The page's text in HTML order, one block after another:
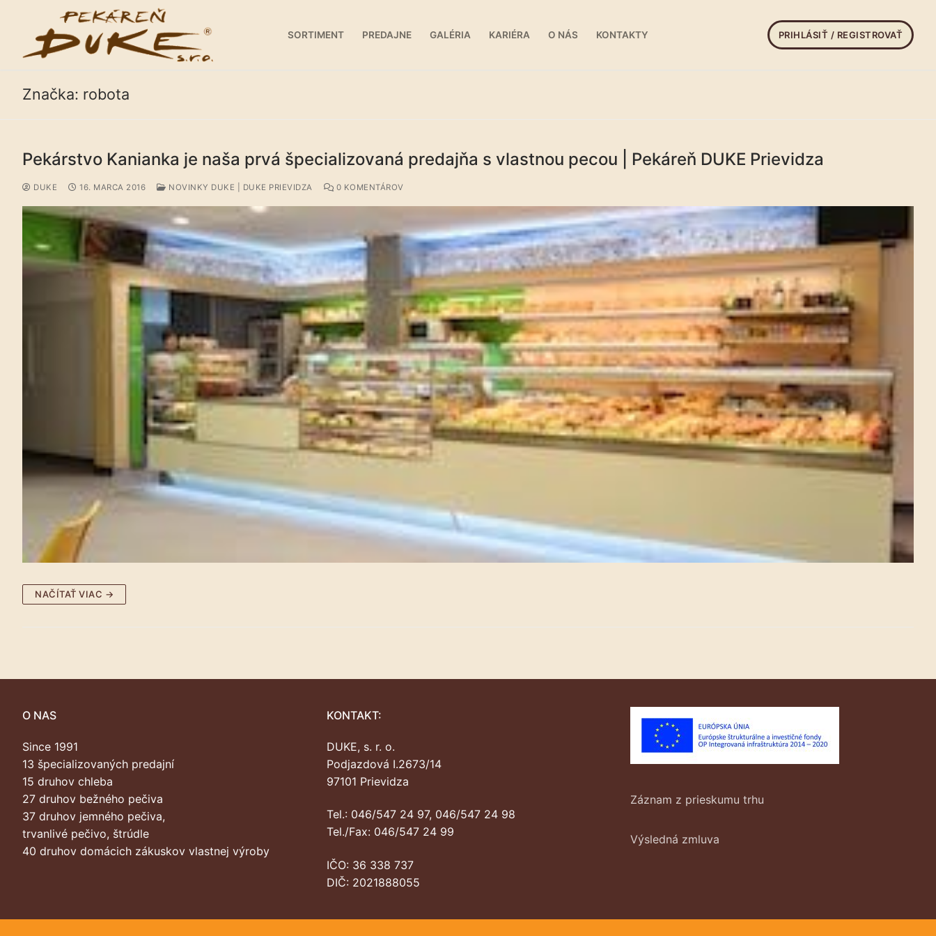
SORTIMENT PREDAJNE GALÉRIA KARIÉRA O NÁS KONTAKTY PRIHLÁSIŤ / REGISTROVAŤ
Sortiment
Predajne
Galéria
Kariéra
O nás
Kontakty
Značka: robota
Pekárstvo Kanianka je naša prvá špecializovaná predajňa s vlastnou pecou | Pekáreň DUKE Prievidza
DUKE 16. MARCA 2016 NOVINKY DUKE | DUKE PRIEVIDZA 0 KOMENTÁROV
NAČÍTAŤ VIAC →
O NAS
Since 1991
13 špecializovaných predajní
15 druhov chleba
27 druhov bežného pečiva
37 druhov jemného pečiva,
trvanlivé pečivo, štrúdle
40 druhov domácich zákuskov vlastnej výroby
KONTAKT:
DUKE, s. r. o.
Podjazdová I.2673/14
97101 Prievidza
Tel.: 046/547 24 97, 046/547 24 98
Tel./Fax: 046/547 24 99
IČO: 36 338 737
DIČ: 2021888055
Záznam z prieskumu trhu
Výsledná zmluva